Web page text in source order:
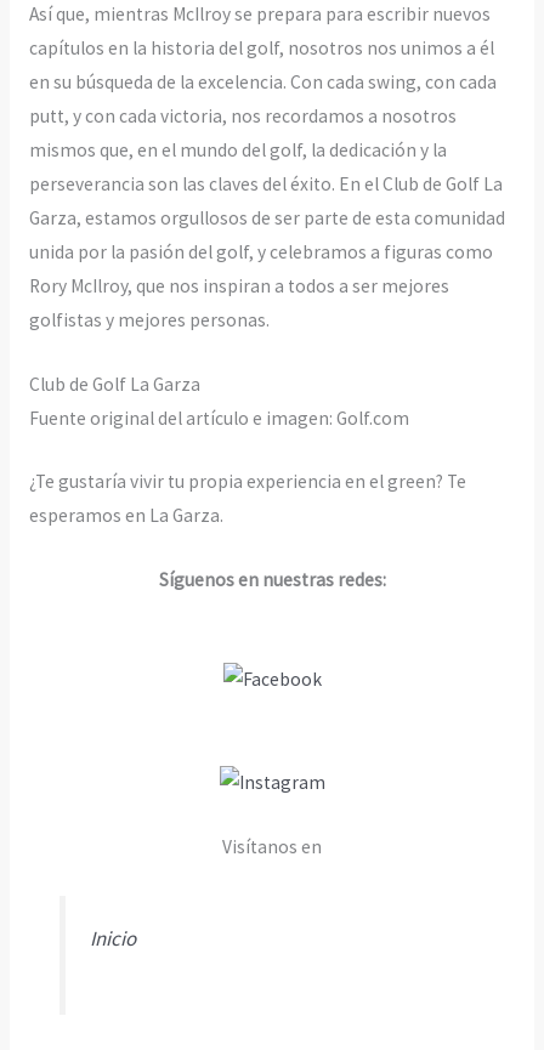
Así que, mientras McIlroy se prepara para escribir nuevos
capítulos en la historia del golf, nosotros nos unimos a él
en su búsqueda de la excelencia. Con cada swing, con cada
putt, y con cada victoria, nos recordamos a nosotros
mismos que, en el mundo del golf, la dedicación y la
perseverancia son las claves del éxito. En el Club de Golf La
Garza, estamos orgullosos de ser parte de esta comunidad
unida por la pasión del golf, y celebramos a figuras como
Rory McIlroy, que nos inspiran a todos a ser mejores
golfistas y mejores personas.
Club de Golf La Garza
Fuente original del artículo e imagen: Golf.com
¿Te gustaría vivir tu propia experiencia en el green? Te
esperamos en La Garza.
Síguenos en nuestras redes:
Visítanos en
Inicio